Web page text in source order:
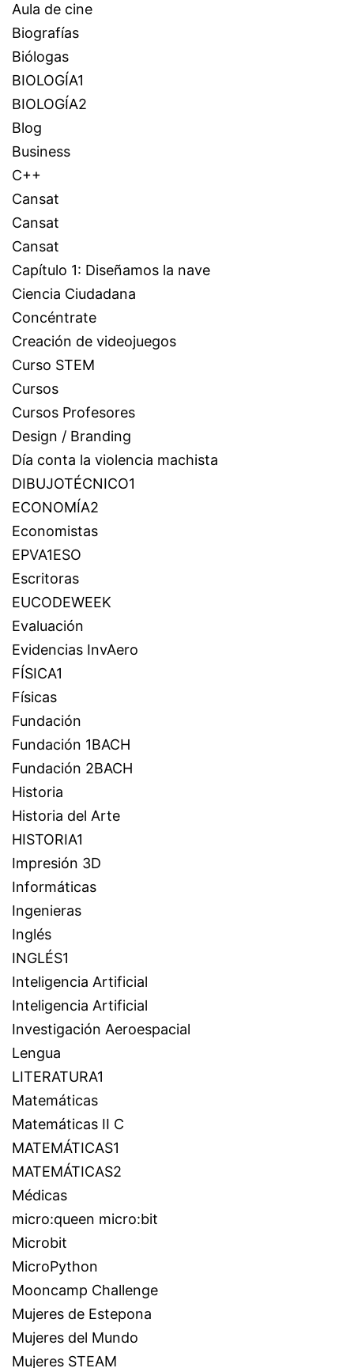
Aula de cine
Biografías
Biólogas
BIOLOGÍA1
BIOLOGÍA2
Blog
Business
C++
Cansat
Cansat
Cansat
Capítulo 1: Diseñamos la nave
Ciencia Ciudadana
Concéntrate
Creación de videojuegos
Curso STEM
Cursos
Cursos Profesores
Design / Branding
Día conta la violencia machista
DIBUJOTÉCNICO1
ECONOMÍA2
Economistas
EPVA1ESO
Escritoras
EUCODEWEEK
Evaluación
Evidencias InvAero
FÍSICA1
Físicas
Fundación
Fundación 1BACH
Fundación 2BACH
Historia
Historia del Arte
HISTORIA1
Impresión 3D
Informáticas
Ingenieras
Inglés
INGLÉS1
Inteligencia Artificial
Inteligencia Artificial
Investigación Aeroespacial
Lengua
LITERATURA1
Matemáticas
Matemáticas II C
MATEMÁTICAS1
MATEMÁTICAS2
Médicas
micro:queen micro:bit
Microbit
MicroPython
Mooncamp Challenge
Mujeres de Estepona
Mujeres del Mundo
Mujeres STEAM